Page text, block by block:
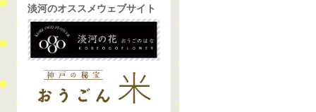
淡河のオススメウェブサイト